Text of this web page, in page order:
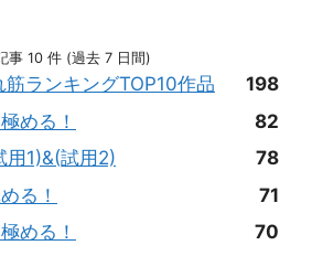
事 10 件 (過去 7 日間)
筋ランキングTOP10作品
198
める！
82
用1)&(試用2)
78
る！
71
める！
70